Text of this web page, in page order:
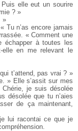
elle eut un sourire
? »
»
Tu n’as encore jamais
« Comment une
échapper à toutes les
elle en me relevant le
t’attend, pas vrai ? »
» Elle s’assit sur mes
je suis désolée
désolée que tu n’aies
de ça maintenant,
lui racontai ce que je